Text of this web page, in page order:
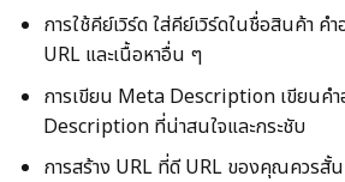
การใช้คีย์เวิร์ด ใส่คีย์เวิร์ดในชื่อสินค้า
URL และเนื้อหาอื่น ๆ
การเขียน Meta Description เขียนค
Description ที่น่าสนใจและกระชับ
การสร้าง URL ที่ดี URL ของคุณควรสั้